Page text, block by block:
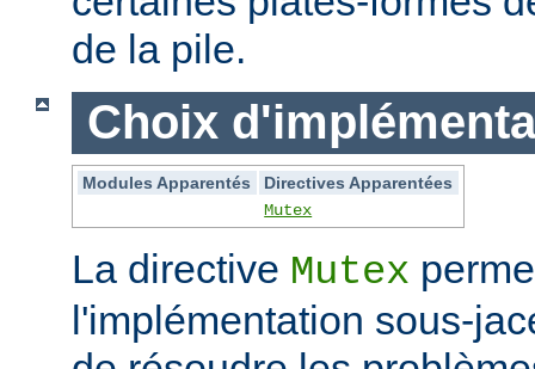
de la pile.
Choix
Modules Apparentés
Directives Apparentées
Mutex
La directive Mutex
l'implémentation sous-